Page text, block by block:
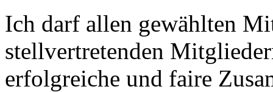
Ich darf allen gewählten
stellvertretenden
erfolgreiche und faire